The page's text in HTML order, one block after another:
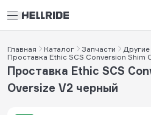
Главная Каталог Запчасти
Проставка Ethic SCS Conversion Shim
Проставка Ethic SCS
Oversize V2 черный